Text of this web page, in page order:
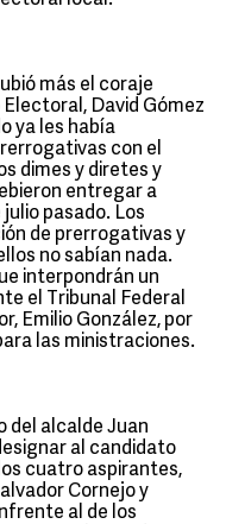
más el coraje
David Gómez
ya les había
con el
dimes y diretes y
entregar a
pasado. Los
de prerrogativas y
no sabían nada.
interpondrán un
el Tribunal Federal
Emilio González, por
las ministraciones.
del alcalde Juan
al candidato
cuatro aspirantes,
Cornejo y
al de los